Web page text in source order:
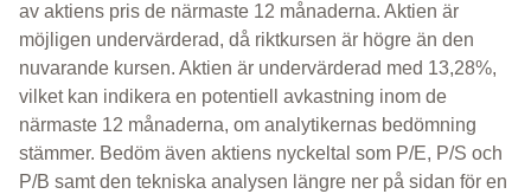
av aktiens pris de närmaste 12 månaderna. Aktien är
möjligen undervärderad, då riktkursen är högre än den
nuvarande kursen. Aktien är undervärderad med 13,28%,
vilket kan indikera en potentiell avkastning inom de
närmaste 12 månaderna, om analytikernas bedömning
stämmer. Bedöm även aktiens nyckeltal som P/E, P/S och
P/B samt den tekniska analysen längre ner på sidan för en